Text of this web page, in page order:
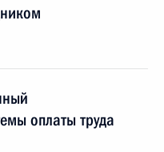
оплаты труда